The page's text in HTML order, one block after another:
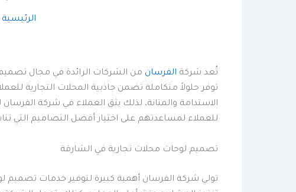
الرئيسية
تُعد شركة الفرسان من الشركات الرائدة في مجال
توفر حلولاً متكاملة تضمن جاذبية المحلات التجارية
الاستدامة والمتانة، لذلك يثق العملاء في شركة
للعملاء لمساعدتهم على اختيار أفضل التصاميم التي
تصميم لوحات محلات تجارية في الشارقة
تولي شركة الفرسان أهمية كبيرة لتوفير خدمات تصميم